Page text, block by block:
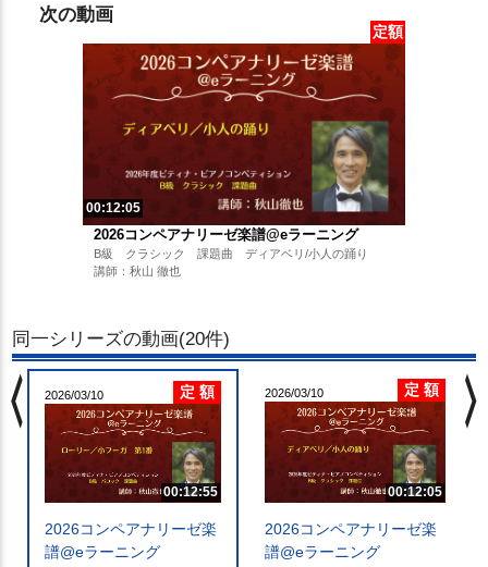
次の動画
定額
00:12:05
2026コンペアナリーゼ楽譜@eラーニング
B級 クラシック 課題曲 ディアベリ/小人の踊り
講師：秋山 徹也
同一シリーズの動画(20件)
2026/03/10 定 額
00:12:55
2026コンペアナリーゼ楽
譜@eラーニング
2026/03/10 定 額
00:12:05
2026コンペアナリーゼ楽
譜@eラーニング
chevron_left chevron_right